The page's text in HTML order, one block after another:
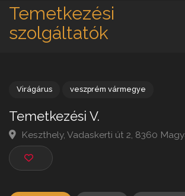
Temetkezési
szolgáltatók
Temetkezési V.
Keszthely, Vadaskerti út 2, 8360